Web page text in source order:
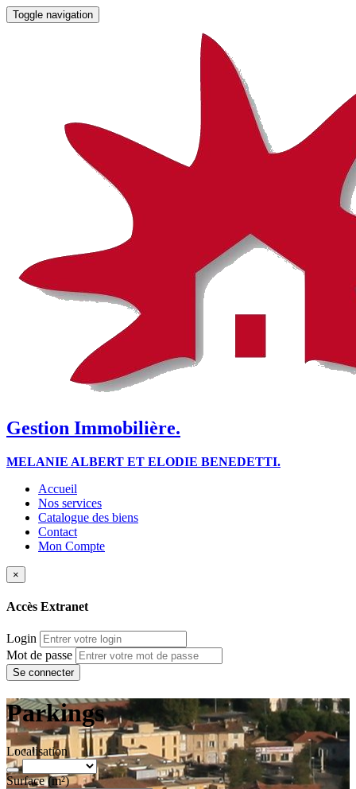
Toggle navigation
Gestion Immobilière.
MELANIE ALBERT ET ELODIE BENEDETTI.
Accueil
Nos services
Catalogue des biens
Contact
Mon Compte
×
Accès Extranet
Login
Mot de passe
Parkings
Localisation
Surface (m²)